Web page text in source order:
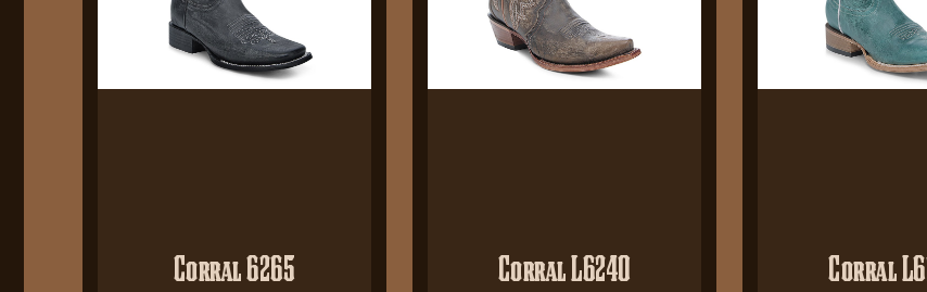
Corral 6265
Corral L6240
Corral